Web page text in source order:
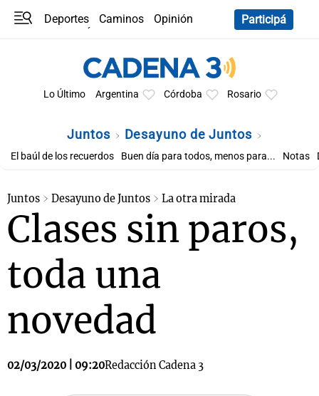
Deportes Caminos
Opinión
Participá
Lo Último Argentina Córdoba Rosario
Juntos Desayuno de Juntos
El baúl de los recuerdos Buen día para todos, menos para... Notas
Juntos Desayuno de Juntos La otra mirada
Clases sin paros,
toda una
novedad
02/03/2020 | 09:20Redacción Cadena 3